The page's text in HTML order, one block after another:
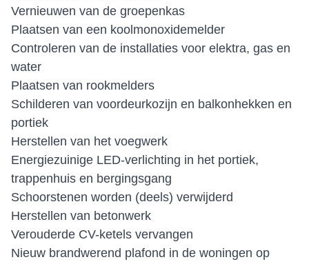
Vernieuwen van de groepenkas
Plaatsen van een koolmonoxidemelder
Controleren van de installaties voor elektra, gas en
water
Plaatsen van rookmelders
Schilderen van voordeurkozijn en balkonhekken en
portiek
Herstellen van het voegwerk
Energiezuinige LED-verlichting in het portiek,
trappenhuis en bergingsgang
Schoorstenen worden (deels) verwijderd
Herstellen van betonwerk
Verouderde CV-ketels vervangen
Nieuw brandwerend plafond in de woningen op